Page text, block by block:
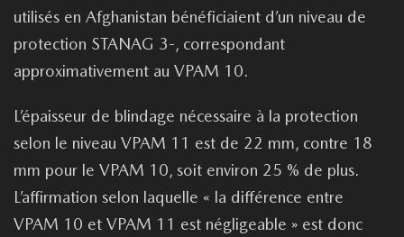
utilisés en Afghanistan bénéficiaient d’un niveau de
protection STANAG 3-, correspondant
approximativement au VPAM 10.
L’épaisseur de blindage nécessaire à la protection
selon le niveau VPAM 11 est de 22 mm, contre 18
mm pour le VPAM 10, soit environ 25 % de plus.
L’affirmation selon laquelle « la différence entre
VPAM 10 et VPAM 11 est négligeable » est donc